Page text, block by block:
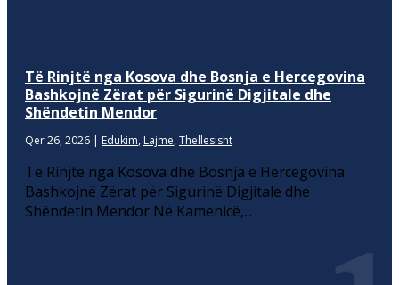
Të Rinjtë nga Kosova dhe Bosnja e Hercegovina
Bashkojnë Zërat për Sigurinë Digjitale dhe
Shëndetin Mendor
Qer 26, 2026 | Edukim, Lajme, Thellesisht
Të Rinjtë nga Kosova dhe Bosnja e Hercegovina
Bashkojnë Zërat për Sigurinë Digjitale dhe
Shëndetin Mendor Në Kamenicë,...